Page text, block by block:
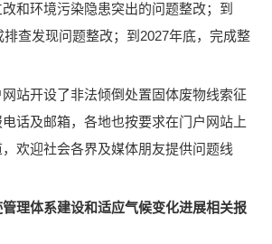
和环境污染隐患突出的问题整改；到
查发现问题整改；到2027年底，完成整
站开设了非法倾倒处置固体废物线索征
话及邮箱，各地也按要求在门户网站上
欢迎社会各界及媒体朋友提供问题线
理体系建设和适应气候变化进展相关报